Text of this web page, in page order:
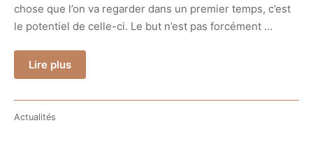
chose que l’on va regarder dans un premier temps, c’est
le potentiel de celle-ci. Le but n’est pas forcément …
Lire plus
Actualités